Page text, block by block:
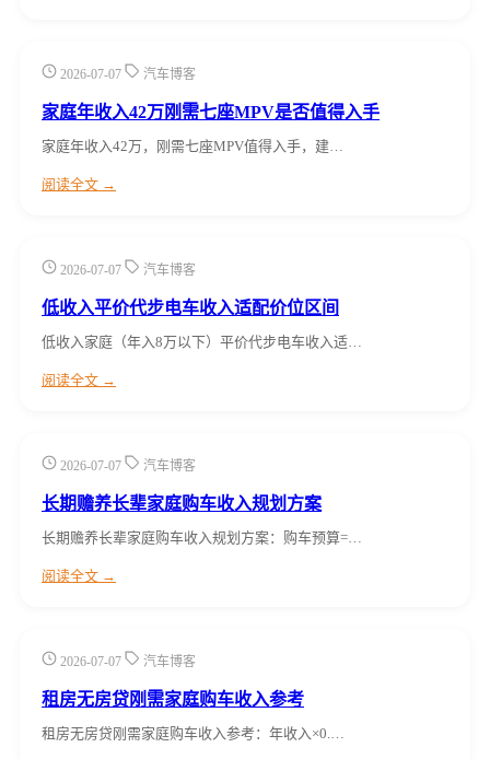
2026-07-07 汽车博客
家庭年收入42万刚需七座MPV是否值得入手
家庭年收入42万，刚需七座MPV值得入手，建…
阅读全文 →
2026-07-07 汽车博客
低收入平价代步电车收入适配价位区间
低收入家庭（年入8万以下）平价代步电车收入适…
阅读全文 →
2026-07-07 汽车博客
长期赡养长辈家庭购车收入规划方案
长期赡养长辈家庭购车收入规划方案：购车预算=…
阅读全文 →
2026-07-07 汽车博客
租房无房贷刚需家庭购车收入参考
租房无房贷刚需家庭购车收入参考：年收入×0.…